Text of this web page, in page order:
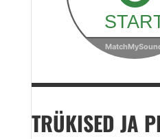
TRÜKISED JA